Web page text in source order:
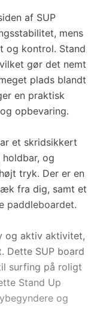
af SUP
mens
og kontrol. Stand
gør det nemt
plads blandt
en praktisk
opbevaring.
et skridsikkert
og
tryk. Der er en
fra dig, samt et
paddleboardet.
og aktiv aktivitet,
Dette SUP board
surfing på roligt
Stand Up
og